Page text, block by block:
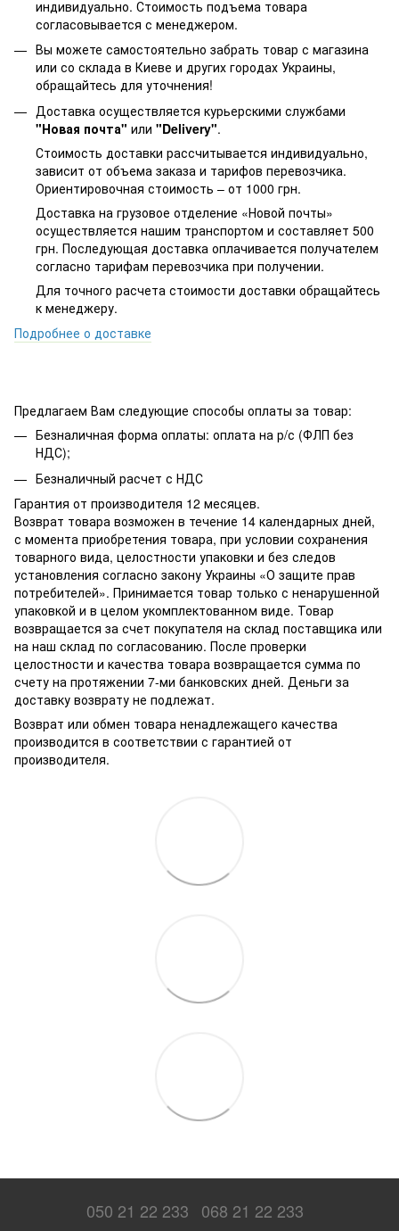
индивидуально. Стоимость подъема товара
согласовывается с менеджером.
Вы можете самостоятельно забрать товар с магазина
или со склада в Киеве и других городах Украины,
обращайтесь для уточнения!
Доставка осуществляется курьерскими службами
"Новая почта" или "Delivery".
Стоимость доставки рассчитывается индивидуально,
зависит от объема заказа и тарифов перевозчика.
Ориентировочная стоимость – от 1000 грн.
Доставка на грузовое отделение «Новой почты»
осуществляется нашим транспортом и составляет 500
грн. Последующая доставка оплачивается получателем
согласно тарифам перевозчика при получении.
Для точного расчета стоимости доставки обращайтесь
к менеджеру.
Подробнее о доставке
Предлагаем Вам следующие способы оплаты за товар:
Безналичная форма оплаты: оплата на р/с (ФЛП без
НДС);
Безналичный расчет с НДС
Гарантия от производителя 12 месяцев.
Возврат товара возможен в течение 14 календарных дней,
с момента приобретения товара, при условии сохранения
товарного вида, целостности упаковки и без следов
установления согласно закону Украины «О защите прав
потребителей». Принимается товар только с ненарушенной
упаковкой и в целом укомплектованном виде. Товар
возвращается за счет покупателя на склад поставщика или
на наш склад по согласованию. После проверки
целостности и качества товара возвращается сумма по
счету на протяжении 7-ми банковских дней. Деньги за
доставку возврату не подлежат.
Возврат или обмен товара ненадлежащего качества
производится в соответствии с гарантией от
производителя.
050 21 22 233 068 21 22 233